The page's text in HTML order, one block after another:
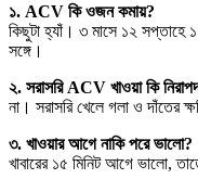
১. ACV কি ওজন কমায়?
কিছুটা হ্যাঁ। ৩ মাসে ১২ সপ্তাহে ১
সঙ্গে।
২. সরাসরি ACV খাওয়া কি
না। সরাসরি খেলে গলা ও দাঁতের
৩. খাওয়ার আগে নাকি পরে ভালো?
খাবারের ১৫ মিনিট আগে ভালো,